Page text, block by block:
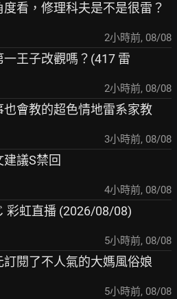
度看，修理科夫是不是很雷？
2小時前, 08/08
一王子改觀嗎？(417 雷
2小時前, 08/08
也會教的超色情地雷系家教
3小時前, 08/08
議S禁回
4小時前, 08/08
彩虹直播 (2026/08/08)
5小時前, 08/08
訂閱了不人氣的大媽風俗娘
5小時前, 08/08